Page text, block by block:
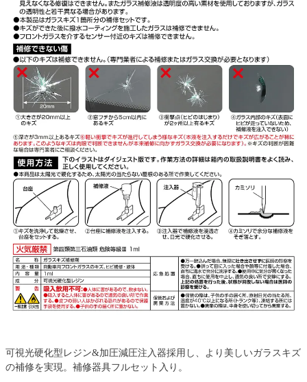
可視光硬化型レジン&加圧減圧注入器採用し、より美しいガラスキズ
の補修を実現。補修器具フルセット入り。